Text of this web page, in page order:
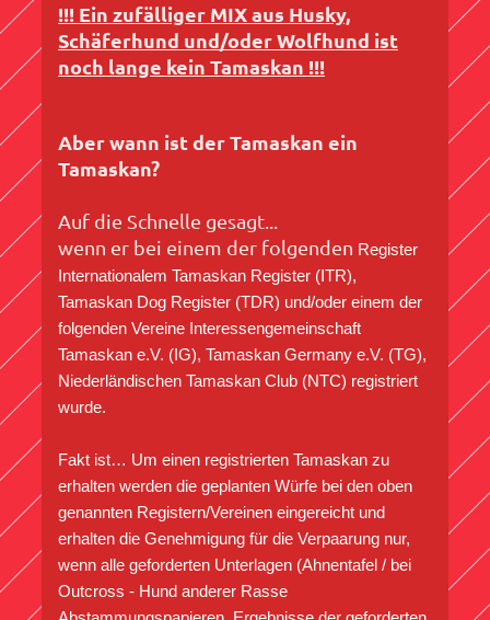
!!! Ein zufälliger MIX aus Husky,
Schäferhund und/oder Wolfhund ist
noch lange kein Tamaskan !!!
Aber wann ist der Tamaskan ein
Tamaskan?
Auf die Schnelle gesagt...
wenn er bei einem der folgenden Register
Internationalem Tamaskan Register (ITR),
Tamaskan Dog Register (TDR) und/oder einem der
folgenden Vereine Interessengemeinschaft
Tamaskan e.V. (IG), Tamaskan Germany e.V. (TG),
Niederländischen Tamaskan Club (NTC) registriert
wurde.
Fakt ist… Um einen registrierten Tamaskan zu
erhalten werden die geplanten Würfe bei den oben
genannten Registern/Vereinen eingereicht und
erhalten die Genehmigung für die Verpaarung nur,
wenn alle geforderten Unterlagen (Ahnentafel / bei
Outcross - Hund anderer Rasse